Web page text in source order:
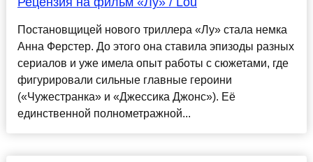
Постановщицей нового триллера «Лу» стала немка
Анна Ферстер. До этого она ставила эпизоды разных
сериалов и уже имела опыт работы с сюжетами, где
фигурировали сильные главные героини
(«Чужестранка» и «Джессика Джонс»). Её
единственной полнометражной...